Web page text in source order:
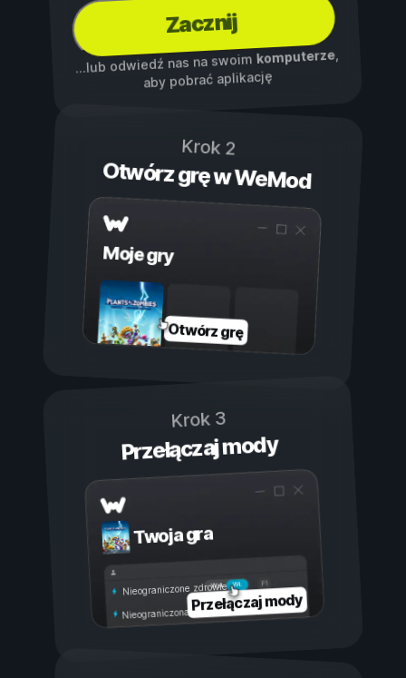
Zacznij
...lub odwiedź nas na swoim komputerze,
aby pobrać aplikację
Krok 2
Otwórz grę w WeMod
Moje gry
Otwórz grę
Krok 3
Przełączaj mody
Twoja gra
Wł.
Wył.
Nieograniczone zdrowie
Nieograniczona wytrzymałość
Przełączaj mody